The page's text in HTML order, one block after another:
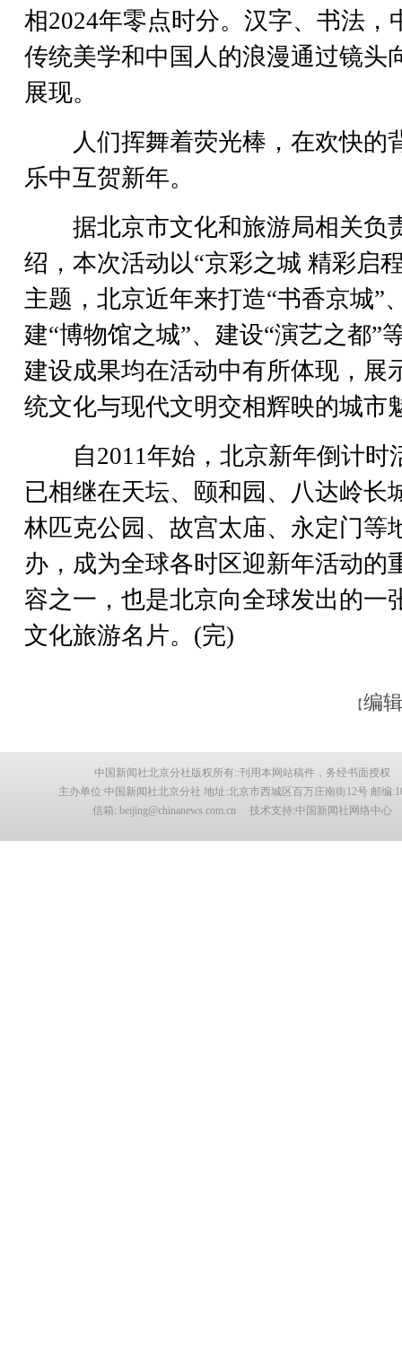
相2024年零点时分。汉字、书法，
传统美学和中国人的浪漫通过镜头
展现。
人们挥舞着荧光棒，在欢快的
乐中互贺新年。
据北京市文化和旅游局相关负
绍，本次活动以“京彩之城 精彩启
主题，北京近年来打造“书香京城”
建“博物馆之城”、建设“演艺之都”
建设成果均在活动中有所体现，展
统文化与现代文明交相辉映的城市
自2011年始，北京新年倒计时
已相继在天坛、颐和园、八达岭长
林匹克公园、故宫太庙、永定门等
办，成为全球各时区迎新年活动的
容之一，也是北京向全球发出的一
文化旅游名片。(完)
【编
中国新闻社北京分社版权所有::刊用本网站稿件，务经书面授权
主办单位:中国新闻社北京分社 地址:北京市西城区百万庄南街12号 邮编
信箱: beijing@chinanews.com.cn 技术支持:中国新闻社网络中心